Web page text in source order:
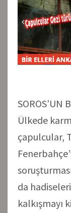
SOROS’UN
Ülkede
çapulcular,
da
kalkışmayı